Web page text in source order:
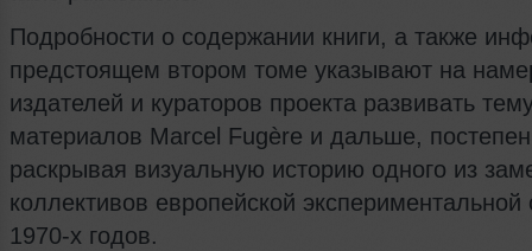
Подробности о содержании книги, а также
предстоящем втором томе указывают на
издателей и кураторов проекта развивать
материалов Marcel Fugère и дальше,
раскрывая визуальную историю одного из
коллективов европейской экспериментальной
1970‑х годов.